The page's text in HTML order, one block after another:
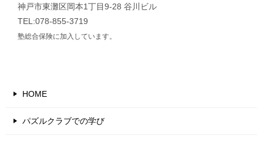
神戸市東灘区岡本1丁目9-28 谷川ビル
TEL:078-855-3719
塾総合保険に加入しています。
HOME
パズルクラブでの学び